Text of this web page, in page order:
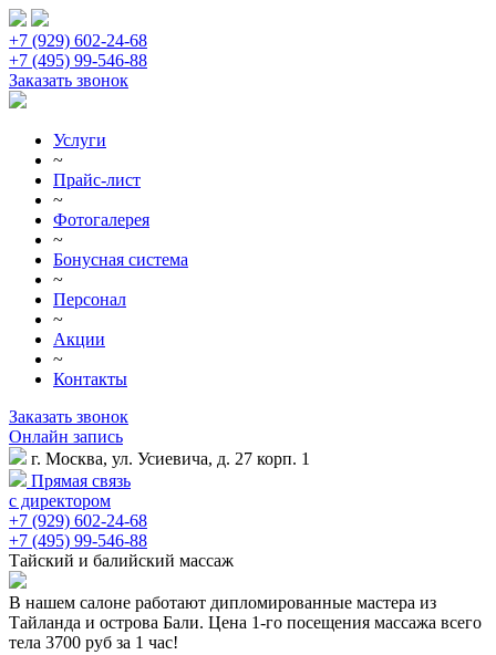
+7 (929) 602-24-68
+7 (495) 99-546-88
Заказать звонок
Услуги
~
Прайс-лист
~
Фотогалерея
~
Бонусная система
~
Персонал
~
Акции
~
Контакты
Заказать звонок
Онлайн запись
г. Москва, ул. Усиевича, д. 27 корп. 1
Прямая связь
с директором
+7 (929) 602-24-68
+7 (495) 99-546-88
Тайский и балийский массаж
В нашем салоне работают дипломированные мастера из
Тайланда и острова Бали. Цена 1-го посещения массажа всего
тела 3700 руб за 1 час!